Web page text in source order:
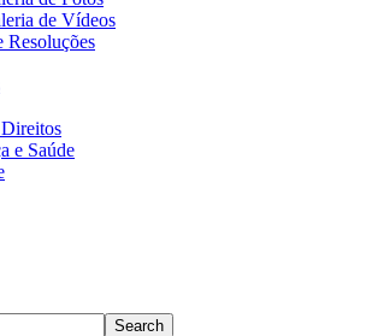
de Vídeos
Resoluções
e Saúde
Search